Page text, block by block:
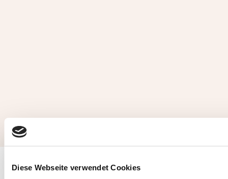
Diese Webseite verwendet Cookies